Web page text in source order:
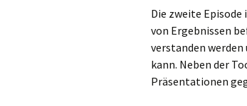
Die zweite Episode
von Ergebnissen
verstanden
kann. Neben der
Präsentationen